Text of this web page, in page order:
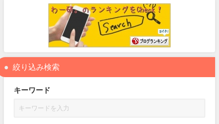
絞り込み検索
キーワード